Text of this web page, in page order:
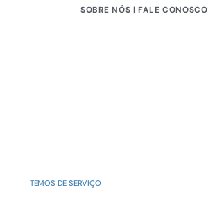
SOBRE NÓS | FALE CONOSCO
TEMOS DE SERVIÇO